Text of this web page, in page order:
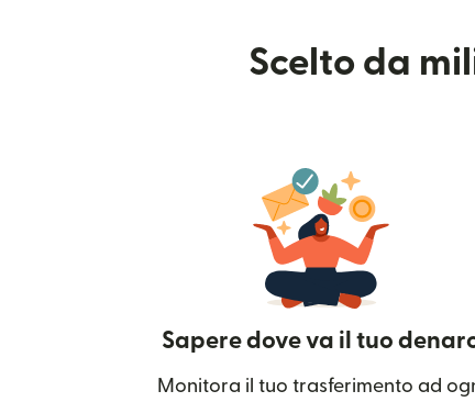
Scelto da
Sapere dove va il tuo
Monitora il tuo trasferimento ad